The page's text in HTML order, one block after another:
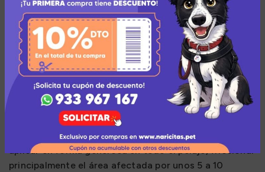
pared celular y precipitación de las proteínas
celulares. En este caso presenta un amplio espectro
de acción (más efectivo contra las bacterias gram
positivas que gram negativas u hongos)y es un buen
viricida. El Aloe vera y el Pantenol ayudan a regenerar
el epitelio y el pelo dañado, hidratando y
estabilizando las membranas epiteliales.
Aplicación:
Humedecer completamente el pelaje de la mascota,
aplicar en forma generosa en todo el pelaje, friccionar
principalmente el área afectada por unos 5 a 10